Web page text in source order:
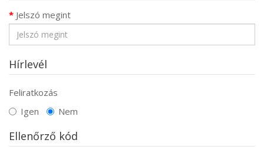
Jelszó megint
Hírlevél
Feliratkozás
Igen
Nem
Ellenőrző kód